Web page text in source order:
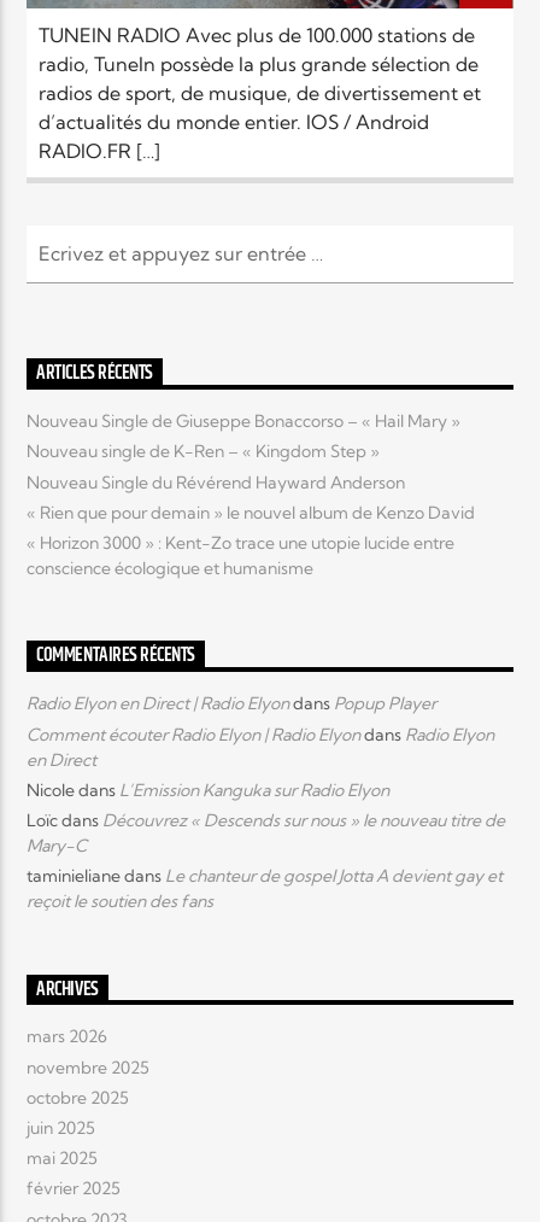
TUNEIN RADIO Avec plus de 100.000 stations de
radio, TuneIn possède la plus grande sélection de
radios de sport, de musique, de divertissement et
d’actualités du monde entier. IOS / Android
RADIO.FR […]
ARTICLES RÉCENTS
Nouveau Single de Giuseppe Bonaccorso – « Hail Mary »
Nouveau single de K-Ren – « Kingdom Step »
Nouveau Single du Révérend Hayward Anderson
« Rien que pour demain » le nouvel album de Kenzo David
« Horizon 3000 » : Kent-Zo trace une utopie lucide entre
conscience écologique et humanisme
COMMENTAIRES RÉCENTS
Radio Elyon en Direct | Radio Elyondans Popup Player
Comment écouter Radio Elyon | Radio Elyondans Radio Elyon
en Direct
Nicoledans L’Emission Kanguka sur Radio Elyon
Loïcdans Découvrez « Descends sur nous » le nouveau titre de
Mary-C
taminielianedans Le chanteur de gospel Jotta A devient gay et
reçoit le soutien des fans
ARCHIVES
mars 2026
novembre 2025
octobre 2025
juin 2025
mai 2025
février 2025